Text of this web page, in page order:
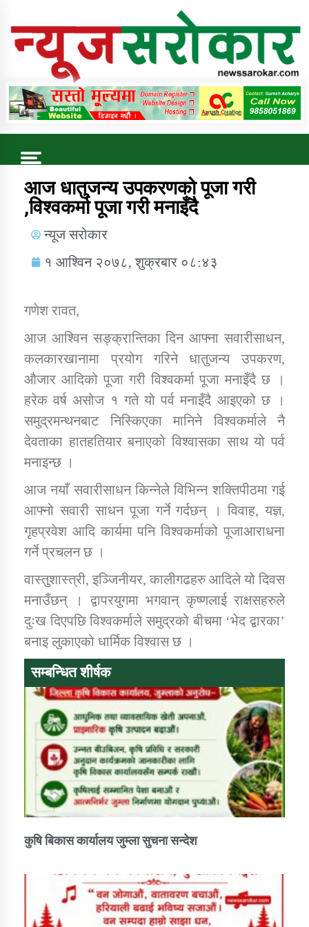
Online News Portal
Trending Now
कुषि बिकास कार्यालय जुम्ला सुचना सन्देश
डिभिजन कार्यालय जुम्लाको सुचना सन्देश
कर्णाली प्रविधि शिक्षालय जुम्लाको सुचना
सामाजिक बिकास कार्यालय जुम्लाकाे सुचना
कार्यक्रम कार्यान्वयन एकाई जुम्लाको सुचना
कर्णाली प्राविधि शिक्षालय जुम्लाको सुचना
आज धातुजन्य उपकरणको पूजा गरी
,विश्वकर्मा पूजा गरी मनाइँदै
न्यूज सरोकार
१ आश्विन २०७८, शुक्रबार ०८:४३
गणेश रावत,
आज आश्विन सङ्क्रान्तिका दिन आफ्ना सवारीसाधन,
कलकारखानामा प्रयोग गरिने धातुजन्य उपकरण,
औजार आदिको पूजा गरी विश्वकर्मा पूजा मनाइँदै छ ।
हरेक वर्ष असोज १ गते यो पर्व मनाइँदै आइएको छ ।
समुद्रमन्थनबाट निस्किएका मानिने विश्वकर्माले नै
देवताका हातहतियार बनाएको विश्वासका साथ यो पर्व
मनाइन्छ ।
आज नयाँ सवारीसाधन किन्नेले विभिन्न शक्तिपीठमा गई
आफ्नो सवारी साधन पूजा गर्ने गर्दछन् । विवाह, यज्ञ,
गृहप्रवेश आदि कार्यमा पनि विश्वकर्माको पूजाआराधना
गर्ने प्रचलन छ ।
वास्तुशास्त्री, इञ्जिनीयर, कालीगढहरु आदिले यो दिवस
मनाउँछन् । द्वापरयुगमा भगवान् कृष्णलाई राक्षसहरुले
दुःख दिएपछि विश्वकर्माले समुद्रको बीचमा ‘भेद द्वारका’
बनाइ लुकाएको धार्मिक विश्वास छ ।
सम्बन्धित शीर्षक
कुषि बिकास कार्यालय जुम्ला सुचना सन्देश